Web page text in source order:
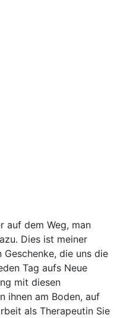
auf dem Weg, man
Dies ist meiner
die uns die
Tag aufs Neue
mit diesen
ihnen am Boden, auf
als Therapeutin Sie